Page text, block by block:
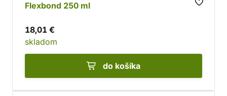
Flexbond 250 ml
18,01 €
skladom
do košíka